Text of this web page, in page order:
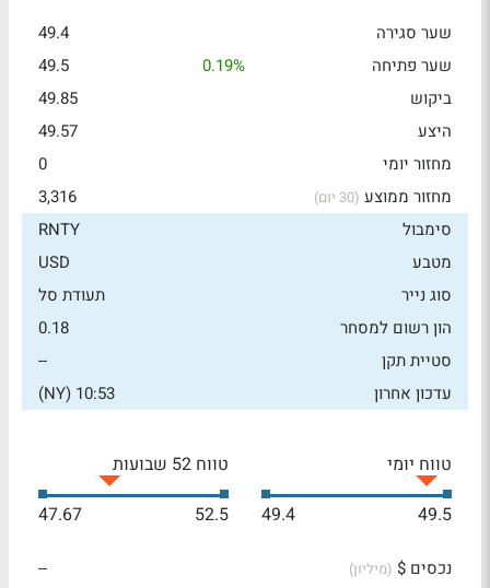
שער סגירה
49.4
שער פתיחה
0.19%
49.5
ביקוש
49.85
היצע
49.57
מחזור יומי
0
מחזור ממוצע (30 יום)
3,316
סימבול
RNTY
מטבע
USD
סוג נייר
תעודת סל
הון רשום למסחר
0.18
סטיית תקן
--
עדכון אחרון
10:53 (NY)
טווח יומי
49.5
49.4
טווח 52 שבועות
52.5
47.67
נכסים $ (מיליון)
--